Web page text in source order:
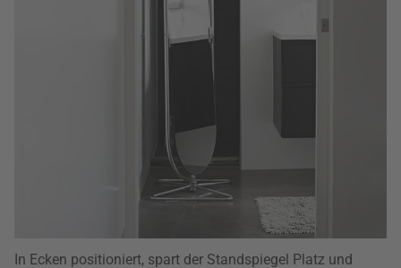
In Ecken positioniert, spart der Standspiegel Platz und